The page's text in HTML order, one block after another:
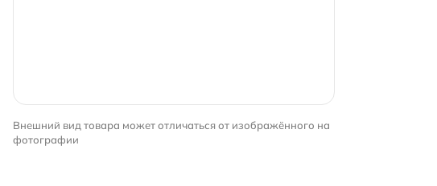
Внешний вид товара может отличаться от изображённого на
фотографии